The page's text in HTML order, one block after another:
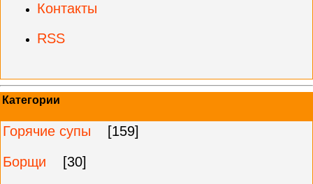
Контакты
RSS
Категории
Горячие супы
[159]
Борщи
[30]